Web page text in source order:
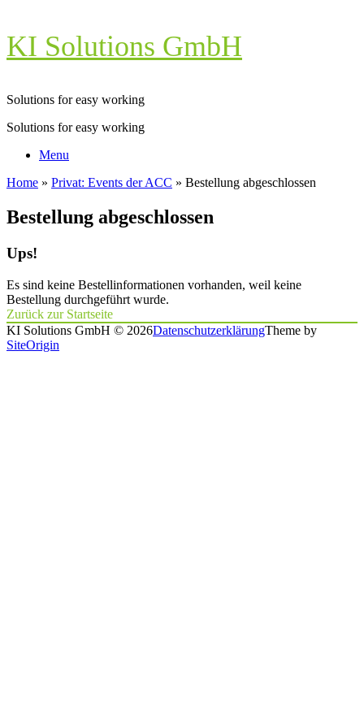
Zum
Inhalt
springen
KI Solutions GmbH
Solutions for easy working
Solutions for easy working
Menu
Home » Privat: Events der ACC » Bestellung abgeschlossen
Bestellung abgeschlossen
Ups!
Es sind keine Bestellinformationen vorhanden, weil keine
Bestellung durchgeführt wurde.
Zurück zur Startseite
KI Solutions GmbH © 2026DatenschutzerklärungTheme by
SiteOrigin